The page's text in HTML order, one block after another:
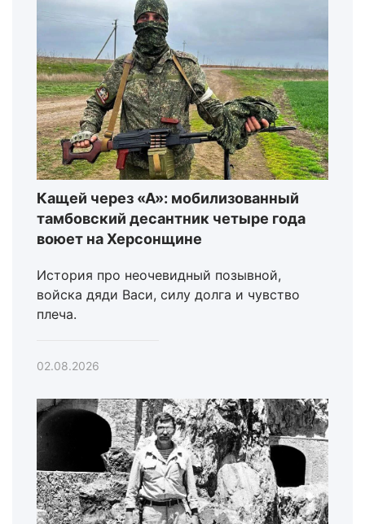
Кащей через «А»: мобилизованный
тамбовский десантник четыре года
воюет на Херсонщине
История про неочевидный позывной,
войска дяди Васи, силу долга и чувство
плеча.
02.08.2026